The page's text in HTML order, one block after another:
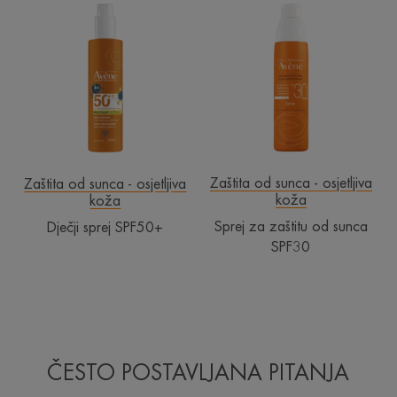
SPF50+
Zaštita od sunca - osjetljiva
koža
Dječji sprej SPF50+
zaštitu
od
sunca
SPF30
Zaštita od sunca - osjetljiva
koža
Sprej za zaštitu od sunca
SPF30
ČESTO POSTAVLJANA PITANJA